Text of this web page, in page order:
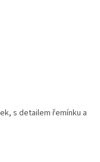
s detailem řemínku a